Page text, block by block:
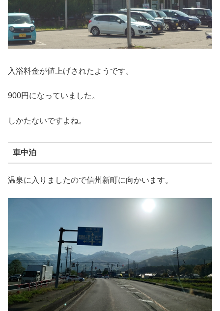
入浴料金が値上げされたようです。
900円になっていました。
しかたないですよね。
車中泊
温泉に入りましたので信州新町に向かいます。